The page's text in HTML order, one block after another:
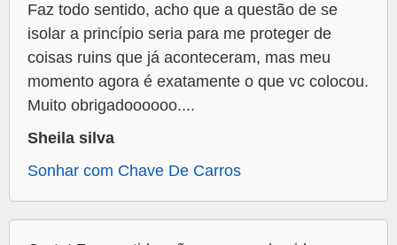
Faz todo sentido, acho que a questão de se
isolar a princípio seria para me proteger de
coisas ruins que já aconteceram, mas meu
momento agora é exatamente o que vc colocou.
Muito obrigadoooooo....
Sheila silva
Sonhar com Chave De Carros